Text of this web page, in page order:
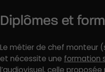
Diplômes et
Le métier de chef monteur
et nécessite une formation